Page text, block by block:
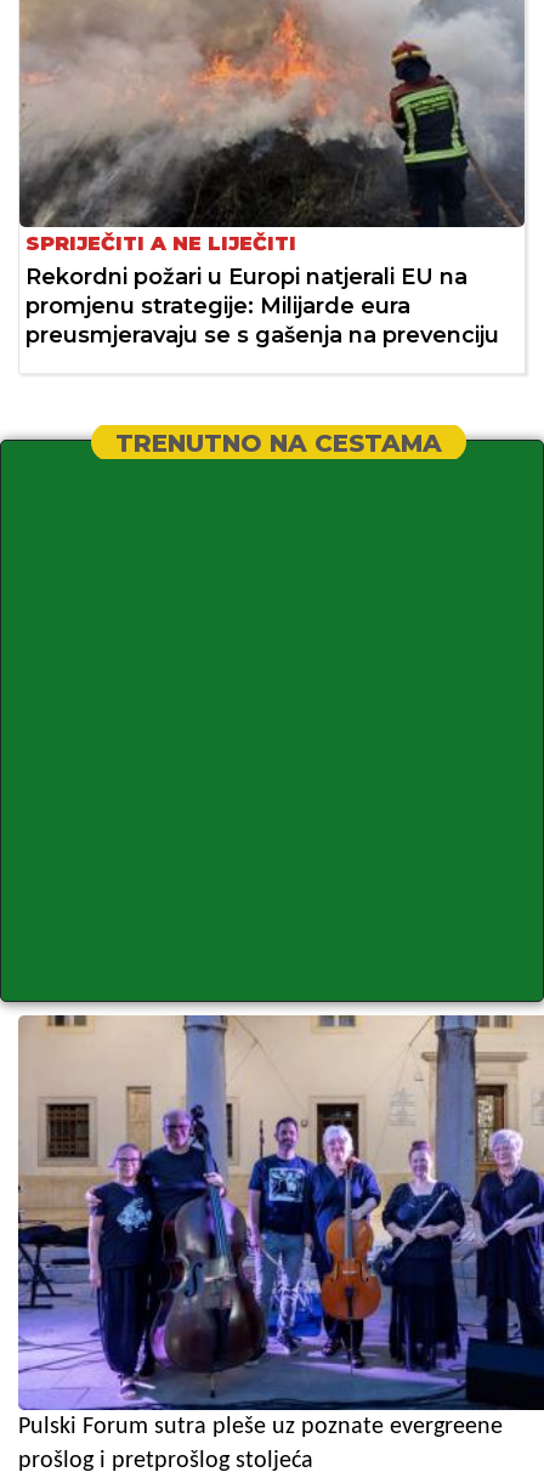
SPRIJEČITI A NE LIJEČITI
Rekordni požari u Europi natjerali EU na
promjenu strategije: Milijarde eura
preusmjeravaju se s gašenja na prevenciju
TRENUTNO NA CESTAMA
Pulski Forum sutra pleše uz poznate evergreene
prošlog i pretprošlog stoljeća